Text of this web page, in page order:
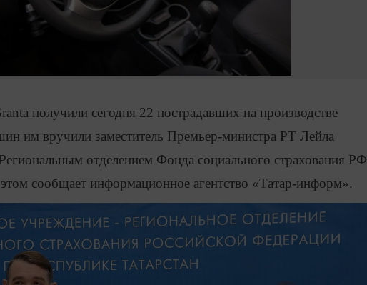
получили сегодня 22 пострадавших на производстве
им вручили заместитель Премьер-министра РТ Лейла
отделением Фонда социального страхования РФ
сообщает информационное агентство «Татар-информ».